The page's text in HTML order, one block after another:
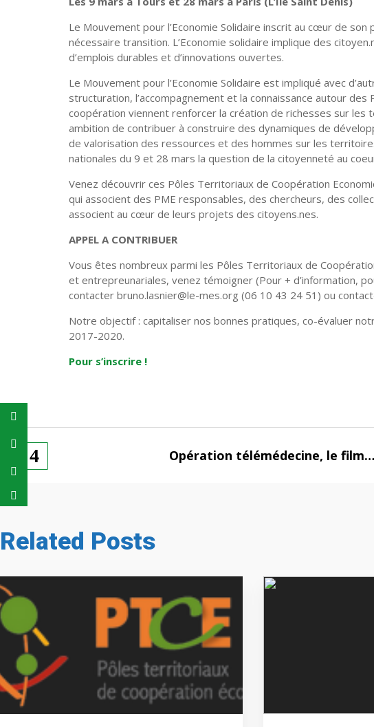
Le Mouvement pour l’Economie Solidaire inscrit au cœur de
nécessaire transition. L’Economie solidaire implique des
d’emplois durables et d’innovations ouvertes.
Le Mouvement pour l’Economie Solidaire est impliqué avec
structuration, l’accompagnement et la connaissance autour
coopération viennent renforcer la création de richesses sur
ambition de contribuer à construire des dynamiques de
de valorisation des ressources et des hommes sur les
nationales du 9 et 28 mars la question de la citoyenneté au
Venez découvrir ces Pôles Territoriaux de Coopération
qui associent des PME responsables, des chercheurs, des
associent au cœur de leurs projets des citoyens.nes.
APPEL A CONTRIBUER
Vous êtes nombreux parmi les Pôles Territoriaux de
et entrepreunariales, venez témoigner (Pour + d’information,
contacter bruno.lasnier@le-mes.org (06 10 43 24 51) ou
Notre objectif : capitaliser nos bonnes pratiques, co-évaluer
2017-2020.
Pour s’inscrire !
Opération télémédecine, le film…
Related Posts